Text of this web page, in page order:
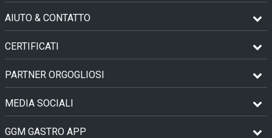
AIUTO & CONTATTO
CERTIFICATI
PARTNER ORGOGLIOSI
MEDIA SOCIALI
GGM GASTRO APP